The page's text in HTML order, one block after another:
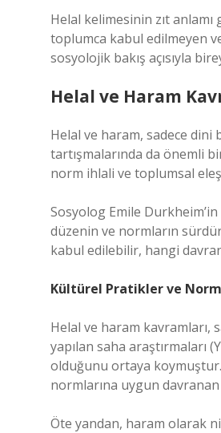
Helal kelimesinin zıt anlamı
toplumca kabul edilmeyen
sosyolojik bakış açısıyla
Helal ve Haram
Helal ve haram, sadece
tartışmalarında da önemli
norm ihlali ve toplumsal
Sosyolog Emile
düzenin ve normların
kabul edilebilir, hangi
Kültürel Pratikler ve
Helal ve haram kavramları,
yapılan saha araştırmaları
olduğunu ortaya
normlarına uygun
Öte yandan, haram olarak